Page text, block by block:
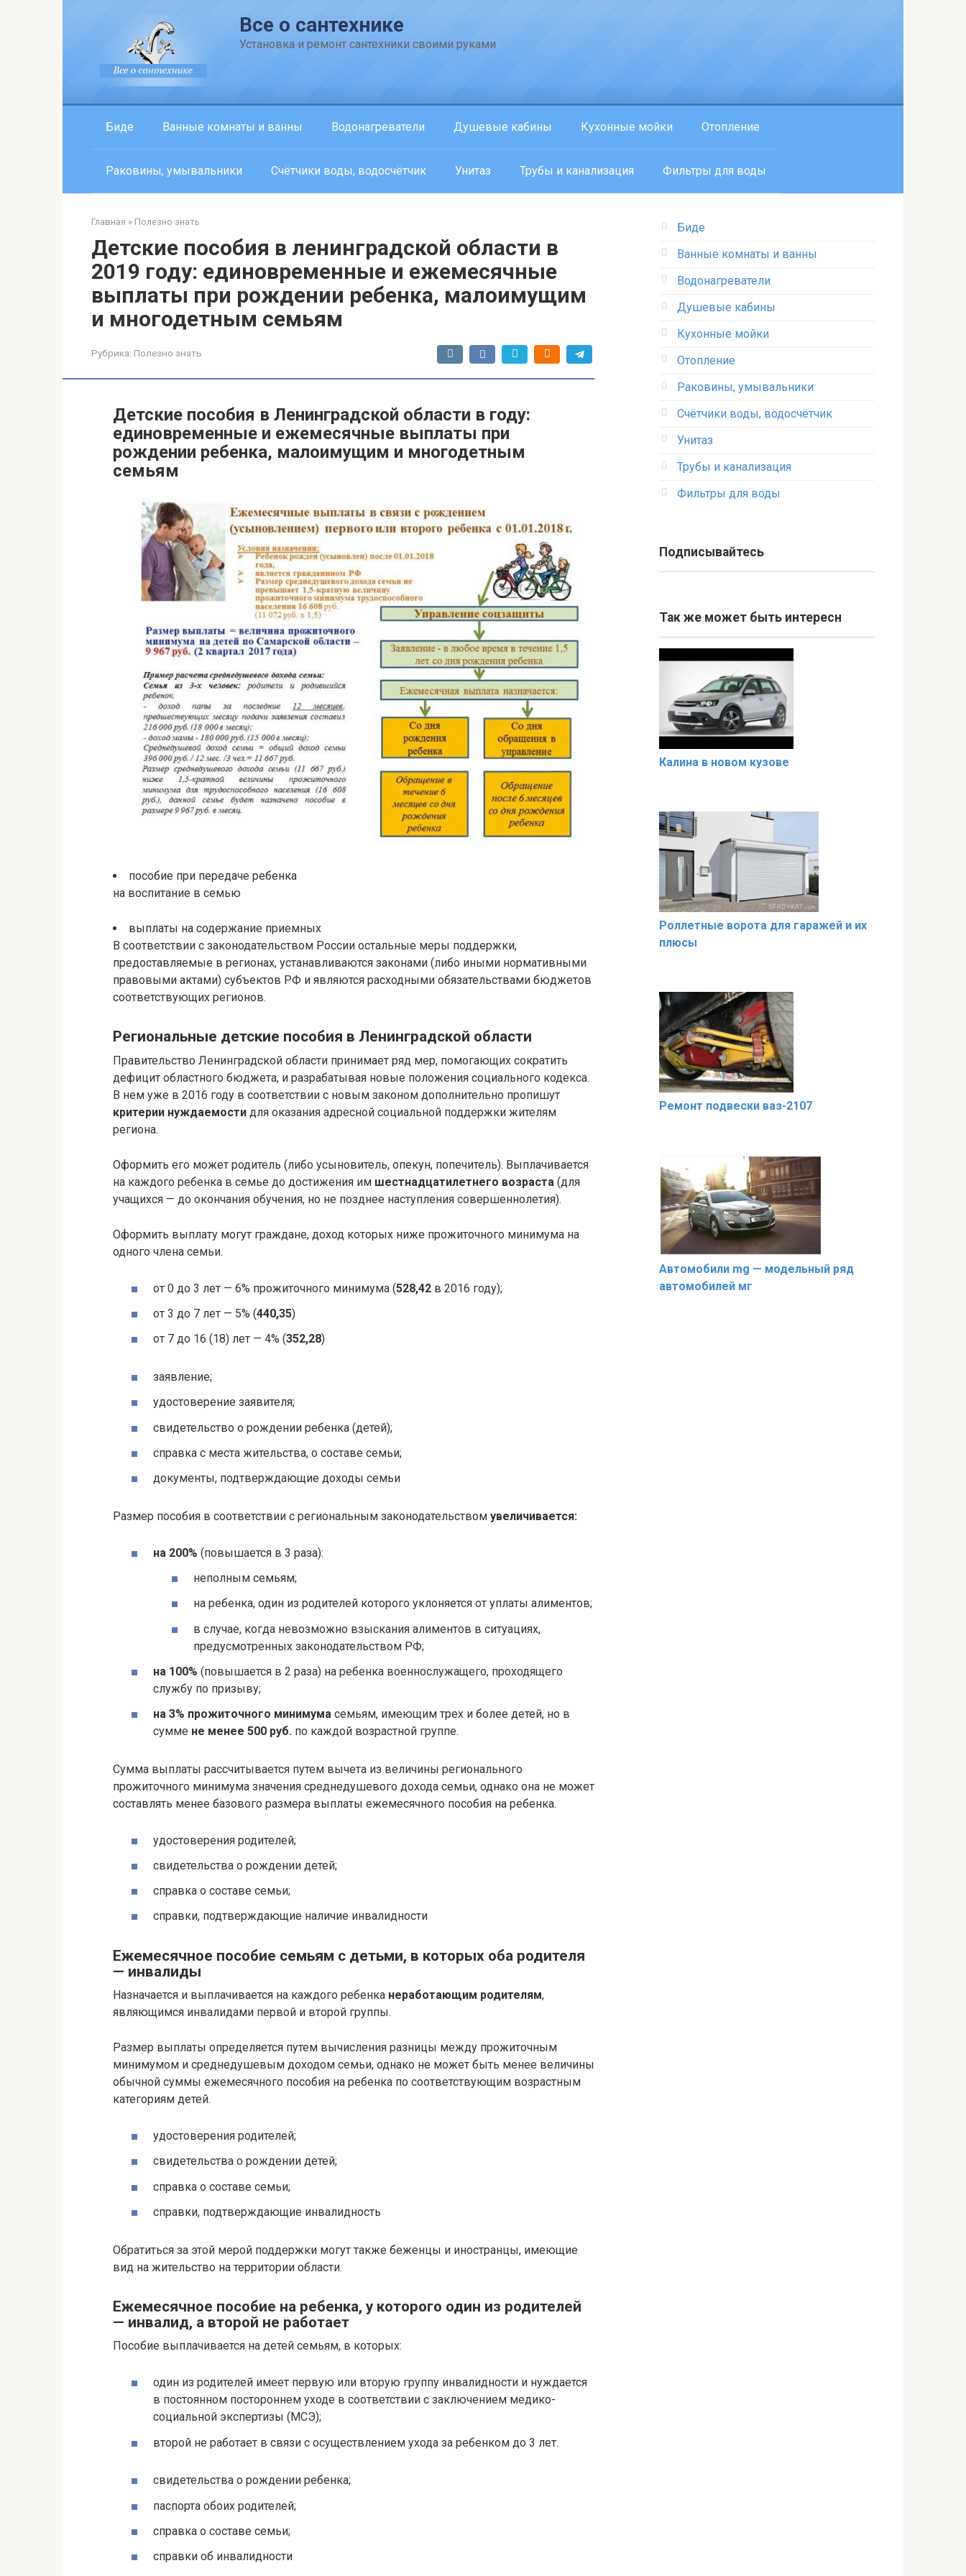
Все о сантехнике
Установка и ремонт сантехники своими руками
Биде Ванные комнаты и ванны Водонагреватели Душевые кабины Кухонные мойки Отопление
Раковины, умывальники Счётчики воды, водосчётчик Унитаз Трубы и канализация Фильтры для воды
Главная » Полезно знать
Детские пособия в ленинградской области в
2019 году: единовременные и ежемесячные
выплаты при рождении ребенка, малоимущим
и многодетным семьям
Рубрика: Полезно знать
Детские пособия в Ленинградской области в году:
единовременные и ежемесячные выплаты при
рождении ребенка, малоимущим и многодетным
семьям
пособие при передаче ребенка
на воспитание в семью
выплаты на содержание приемных
В соответствии с законодательством России остальные меры поддержки,
предоставляемые в регионах, устанавливаются законами (либо иными нормативными
правовыми актами) субъектов РФ и являются расходными обязательствами бюджетов
соответствующих регионов.
Региональные детские пособия в Ленинградской области
Правительство Ленинградской области принимает ряд мер, помогающих сократить
дефицит областного бюджета, и разрабатывая новые положения социального кодекса.
В нем уже в 2016 году в соответствии с новым законом дополнительно пропишут
критерии нуждаемости для оказания адресной социальной поддержки жителям
региона.
Оформить его может родитель (либо усыновитель, опекун, попечитель). Выплачивается
на каждого ребенка в семье до достижения им шестнадцатилетнего возраста (для
учащихся — до окончания обучения, но не позднее наступления совершеннолетия).
Оформить выплату могут граждане, доход которых ниже прожиточного минимума на
одного члена семьи.
от 0 до 3 лет — 6% прожиточного минимума (528,42 в 2016 году);
от 3 до 7 лет — 5% (440,35)
от 7 до 16 (18) лет — 4% (352,28)
заявление;
удостоверение заявителя;
свидетельство о рождении ребенка (детей);
справка с места жительства, о составе семьи;
документы, подтверждающие доходы семьи
Размер пособия в соответствии с региональным законодательством увеличивается:
на 200% (повышается в 3 раза):
неполным семьям;
на ребенка, один из родителей которого уклоняется от уплаты алиментов;
в случае, когда невозможно взыскания алиментов в ситуациях,
предусмотренных законодательством РФ;
на 100% (повышается в 2 раза) на ребенка военнослужащего, проходящего
службу по призыву;
на 3% прожиточного минимума семьям, имеющим трех и более детей, но в
сумме не менее 500 руб. по каждой возрастной группе.
Сумма выплаты рассчитывается путем вычета из величины регионального
прожиточного минимума значения среднедушевого дохода семьи, однако она не может
составлять менее базового размера выплаты ежемесячного пособия на ребенка.
удостоверения родителей;
свидетельства о рождении детей;
справка о составе семьи;
справки, подтверждающие наличие инвалидности
Ежемесячное пособие семьям с детьми, в которых оба родителя
— инвалиды
Назначается и выплачивается на каждого ребенка неработающим родителям,
являющимся инвалидами первой и второй группы.
Размер выплаты определяется путем вычисления разницы между прожиточным
минимумом и среднедушевым доходом семьи, однако не может быть менее величины
обычной суммы ежемесячного пособия на ребенка по соответствующим возрастным
категориям детей.
удостоверения родителей;
свидетельства о рождении детей;
справка о составе семьи;
справки, подтверждающие инвалидность
Обратиться за этой мерой поддержки могут также беженцы и иностранцы, имеющие
вид на жительство на территории области.
Ежемесячное пособие на ребенка, у которого один из родителей
— инвалид, а второй не работает
Пособие выплачивается на детей семьям, в которых:
один из родителей имеет первую или вторую группу инвалидности и нуждается
в постоянном постороннем уходе в соответствии с заключением медико-
социальной экспертизы (МСЭ);
второй не работает в связи с осуществлением ухода за ребенком до 3 лет.
свидетельства о рождении ребенка;
паспорта обоих родителей;
справка о составе семьи;
справки об инвалидности
Биде
Ванные комнаты и ванны
Водонагреватели
Душевые кабины
Кухонные мойки
Отопление
Раковины, умывальники
Счётчики воды, водосчётчик
Унитаз
Трубы и канализация
Фильтры для воды
Подписывайтесь
Так же может быть интересн
Калина в новом кузове
Роллетные ворота для гаражей и их
плюсы
Ремонт подвески ваз-2107
Автомобили mg — модельный ряд
автомобилей мг